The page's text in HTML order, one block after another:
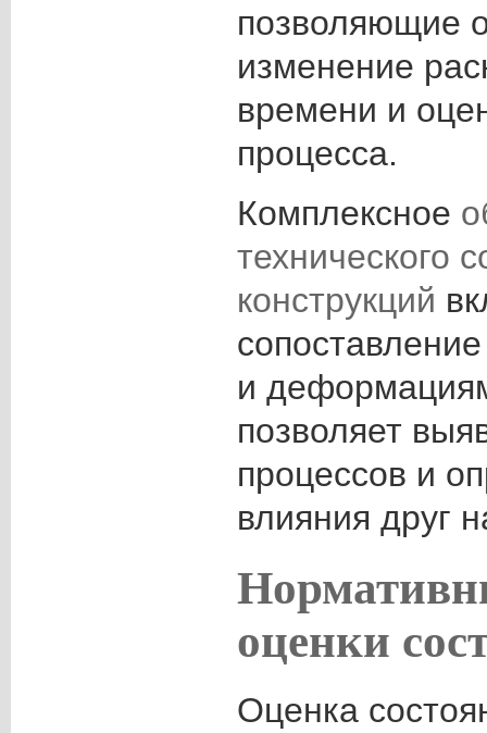
позволяющие
изменение
времени и
процесса.
Комплексное
технического
конструкций
и
позволяет
процессов и
влияния друг
оценки
Оценка